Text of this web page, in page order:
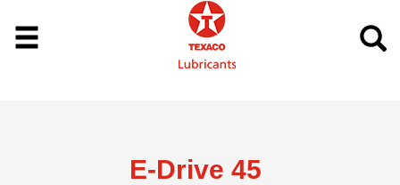
E-Drive 45